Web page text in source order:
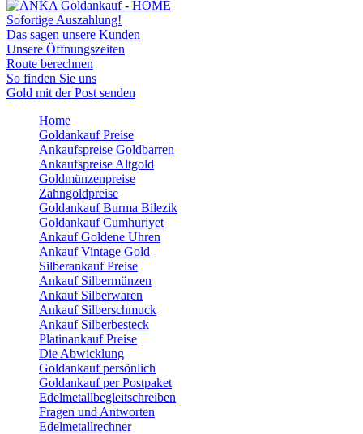
Sofortige Auszahlung!
Das sagen unsere Kunden
Unsere Öffnungszeiten
Route berechnen
So finden Sie uns
Gold mit der Post senden
Home
Goldankauf Preise
Ankaufspreise Goldbarren
Ankaufspreise Altgold
Goldmünzenpreise
Zahngoldpreise
Goldankauf Burma Bilezik
Goldankauf Cumhuriyet
Ankauf Goldene Uhren
Ankauf Vintage Gold
Silberankauf Preise
Ankauf Silbermünzen
Ankauf Silberwaren
Ankauf Silberschmuck
Ankauf Silberbesteck
Platinankauf Preise
Die Abwicklung
Goldankauf persönlich
Goldankauf per Postpaket
Edelmetallbegleitschreiben
Fragen und Antworten
Edelmetallrechner